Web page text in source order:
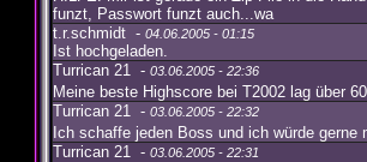
funzt, Passwort funzt auch...wa
t.r.schmidt - 04.06.2005 - 01:15
Ist hochgeladen.
Turrican 21 - 03.06.2005 - 22:36
Meine beste Highscore bei T2002 lag über
Turrican 21 - 03.06.2005 - 22:32
Ich schaffe jeden Boss und ich würde gerne
Turrican 21 - 03.06.2005 - 22:31